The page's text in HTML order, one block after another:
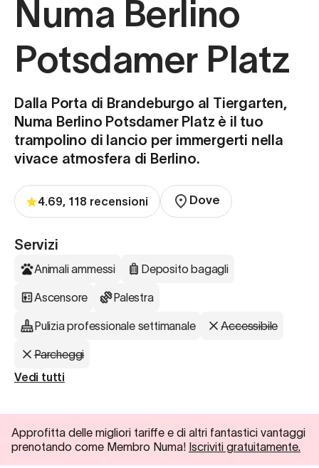
Numa Berlino
Potsdamer Platz
Dalla Porta di Brandeburgo al Tiergarten,
Numa Berlino Potsdamer Platz è il tuo
trampolino di lancio per immergerti nella
vivace atmosfera di Berlino.
4.69, 118 recensioni Dove
Servizi
Animali ammessi Deposito bagagli
Ascensore Palestra
Pulizia professionale settimanale Accessibile
Parcheggi
Vedi tutti
Approfitta delle migliori tariffe e di altri fantastici vantaggi
prenotando come Membro Numa! Iscriviti gratuitamente.